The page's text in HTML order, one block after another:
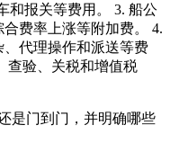
和报关等费用。 3. 船公
费率上涨等附加费。 4.
代理操作和派送等费
查验、关税和增值税
是门到门，并明确哪些